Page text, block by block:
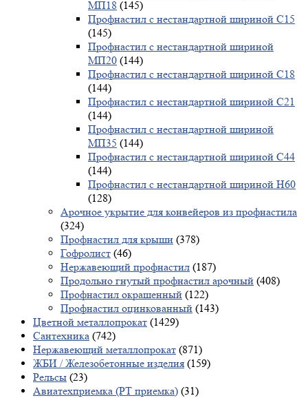
МП18 (145)
Профнастил с нестандартной шириной С15
(145)
Профнастил с нестандартной шириной
МП20 (144)
Профнастил с нестандартной шириной С18
(144)
Профнастил с нестандартной шириной С21
(144)
Профнастил с нестандартной шириной
МП35 (144)
Профнастил с нестандартной шириной С44
(144)
Профнастил с нестандартной шириной Н60
(128)
Арочное укрытие для конвейеров из профнастила
(324)
Профнастил для крыши (378)
Гофролист (46)
Нержавеющий профнастил (187)
Продольно гнутый профнастил арочный (408)
Профнастил окрашенный (122)
Профнастил оцинкованный (143)
Цветной металлопрокат (1429)
Сантехника (742)
Нержавеющий металлопрокат (871)
ЖБИ / Железобетонные изделия (159)
Рельсы (23)
Авиатехприемка (РТ приемка) (31)